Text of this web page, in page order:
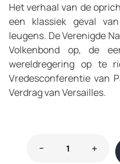
Het verhaal van de
een klassiek geval
leugens. De Verenigde
Volkenbond op, de
wereldregering op te
Vredesconferentie van
Verdrag van Versailles.